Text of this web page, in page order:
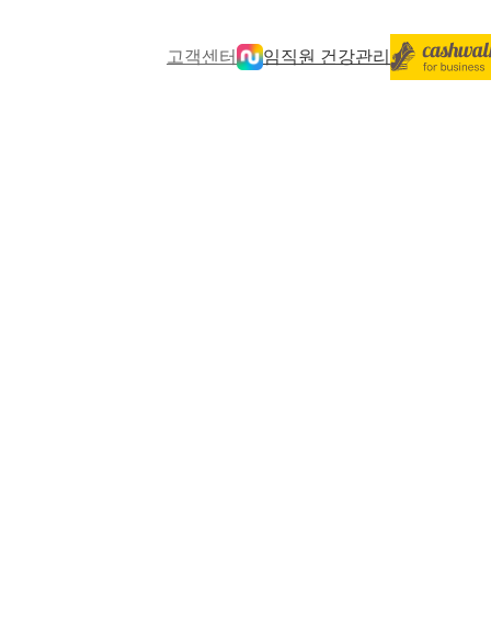
고객센터 임직원 건강관리